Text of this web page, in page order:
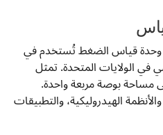
قياس الضغط تُستخدم في
في الولايات المتحدة. تمثل
مساحة بوصة مربعة واحدة.
الهيدروليكية، والتطبيقات